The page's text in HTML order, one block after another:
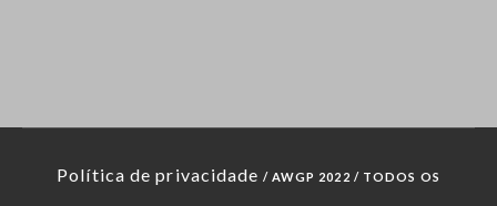
Política de privacidade / AWGP 2022 / TODOS OS